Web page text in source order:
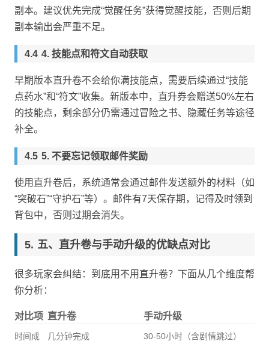
副本。建议优先完成“觉醒任务”获得觉醒技能，否则后期
副本输出会严重不足。
4. 技能点和符文自动获取
早期版本直升卷不会给你满技能点，需要后续通过“技能
点药水”和“符文”收集。新版本中，直升券会赠送50%左右
的技能点，剩余部分仍需通过冒险之书、隐藏任务等途径
补全。
5. 不要忘记领取邮件奖励
使用直升卷后，系统通常会通过邮件发送额外的材料（如
“突破石”“守护石”等）。邮件有7天保存期，记得及时领到
背包中，否则过期会消失。
五、直升卷与手动升级的优缺点对比
很多玩家会纠结：到底用不用直升卷？下面从几个维度帮
你分析：
对比项 直升卷 手动升级
时间成
几分钟完成 30-50小时（含剧情跳过）